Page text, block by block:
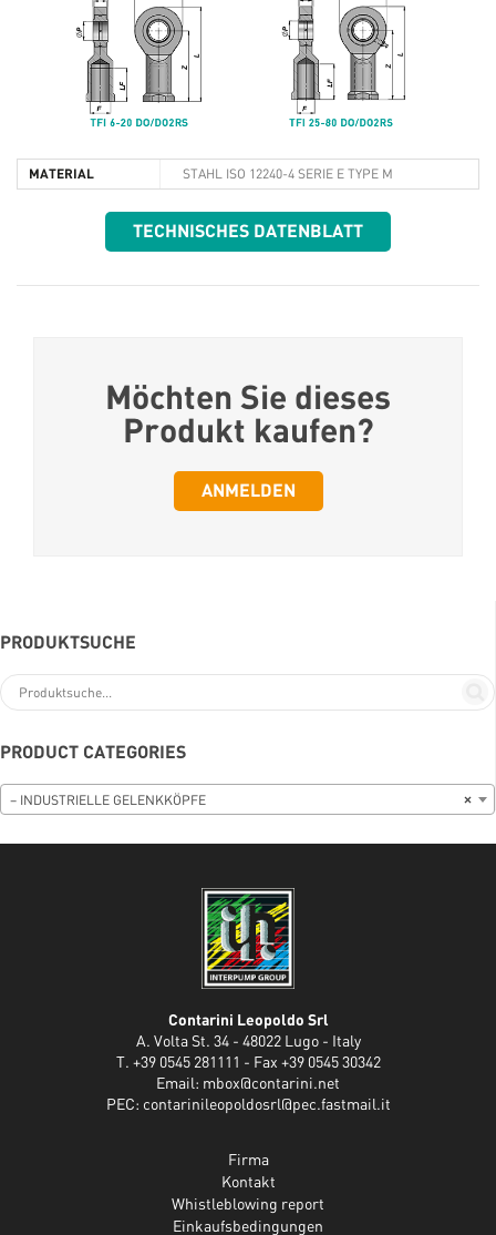
MATERIAL STAHL ISO 12240-4 SERIE E TYPE M
TECHNISCHES DATENBLATT
Möchten Sie dieses
Produkt kaufen?
ANMELDEN
PRODUKTSUCHE
PRODUCT CATEGORIES
×
– INDUSTRIELLE GELENKKÖPFE
Contarini Leopoldo Srl
A. Volta St. 34 - 48022 Lugo - Italy
T. +39 0545 281111 - Fax +39 0545 30342
Email: mbox@contarini.net
PEC: contarinileopoldosrl@pec.fastmail.it
Firma
Kontakt
Whistleblowing report
Einkaufsbedingungen